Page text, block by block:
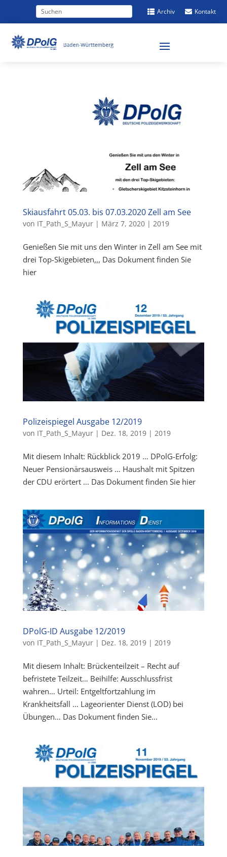
 Kontakt
 Archiv
Skiausfahrt 05.03. bis 07.03.2020 Zell am See
von IT_Path_S_Mayur| März 7, 2020| 2019
Genießen Sie mit uns den Winter in Zell am See mit
drei Top-Skigebieten,,, Das Dokument finden Sie
hier
Polizeispiegel Ausgabe 12/2019
von IT_Path_S_Mayur| Dez. 18, 2019| 2019
Mit diesem Inhalt: Rückblick 2019 … DPolG-Erfolg:
Neuer Pensionärsausweis … Haushalt mit Spitzen
der CDU erörtert … Das Dokument finden Sie hier
DPolG-ID Ausgabe 12/2019
von IT_Path_S_Mayur| Dez. 18, 2019| 2019
Mit diesem Inhalt: Brückenteilzeit – Recht auf
befristete Teilzeit… Beihilfe: Ausschlussfrist
wahren… Urteil: Entgeltfortzahlung im
Krankheitsfall … Lageorienter Dienst (LOD) bei
Übungen… Das Dokument finden Sie...